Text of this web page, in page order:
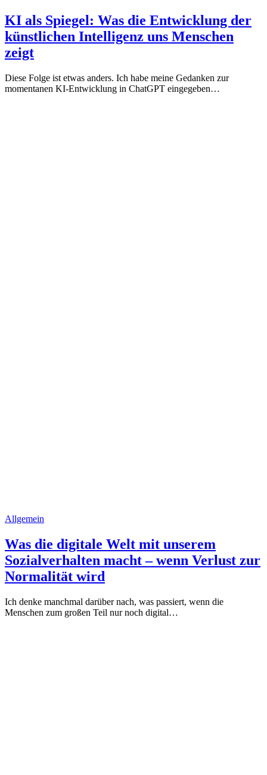
KI als Spiegel: Was die Entwicklung der
künstlichen Intelligenz uns Menschen
zeigt
Diese Folge ist etwas anders. Ich habe meine Gedanken zur
momentanen KI-Entwicklung in ChatGPT eingegeben…
Allgemein
Was die digitale Welt mit unserem
Sozialverhalten macht – wenn Verlust zur
Normalität wird
Ich denke manchmal darüber nach, was passiert, wenn die
Menschen zum großen Teil nur noch digital…